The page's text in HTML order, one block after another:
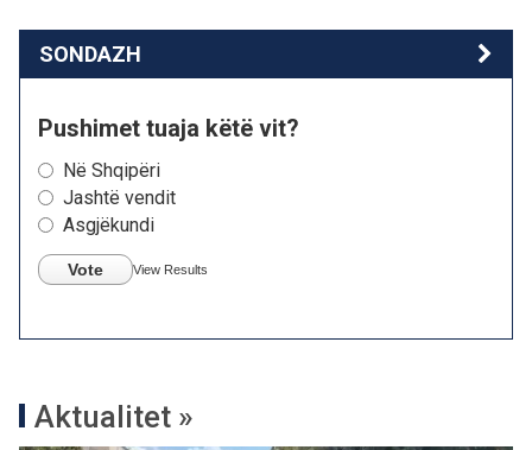
SONDAZH
Pushimet tuaja këtë vit?
Në Shqipëri
Jashtë vendit
Asgjëkundi
Vote View Results
Aktualitet »